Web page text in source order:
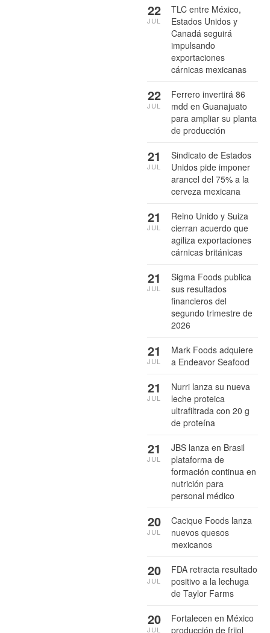
TLC entre México,
Estados Unidos y
Canadá seguirá
impulsando
exportaciones
cárnicas mexicanas
22
JUL
Ferrero invertirá 86
mdd en Guanajuato
para ampliar su planta
de producción
22
JUL
Sindicato de Estados
Unidos pide imponer
arancel del 75% a la
cerveza mexicana
21
JUL
Reino Unido y Suiza
cierran acuerdo que
agiliza exportaciones
cárnicas británicas
21
JUL
Sigma Foods publica
sus resultados
financieros del
segundo trimestre de
2026
21
JUL
Mark Foods adquiere
a Endeavor Seafood
21
JUL
Nurri lanza su nueva
leche proteica
ultrafiltrada con 20 g
de proteína
21
JUL
JBS lanza en Brasil
plataforma de
formación continua en
nutrición para
personal médico
21
JUL
Cacique Foods lanza
nuevos quesos
mexicanos
20
JUL
FDA retracta resultado
positivo a la lechuga
de Taylor Farms
20
JUL
Fortalecen en México
producción de frijol
20
JUL